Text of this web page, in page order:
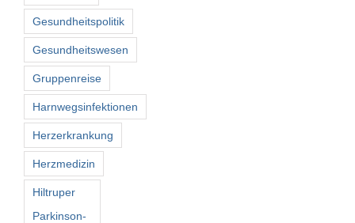
Gesundheitspolitik
Gesundheitswesen
Gruppenreise
Harnwegsinfektionen
Herzerkrankung
Herzmedizin
Hiltruper
Parkinson-